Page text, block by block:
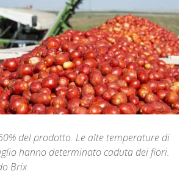
del prodotto. Le alte temperature di
hanno determinato caduta dei fiori.
Brix